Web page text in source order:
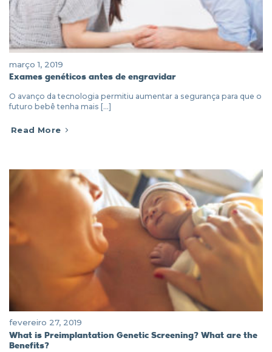
março 1, 2019
Exames genéticos antes de engravidar
O avanço da tecnologia permitiu aumentar a segurança para que o
futuro bebê tenha mais [...]
Read More
fevereiro 27, 2019
What is Preimplantation Genetic Screening? What are the
Benefits?